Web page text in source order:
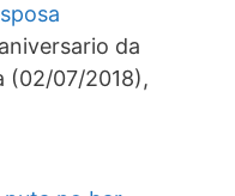
da
(02/07/2018),